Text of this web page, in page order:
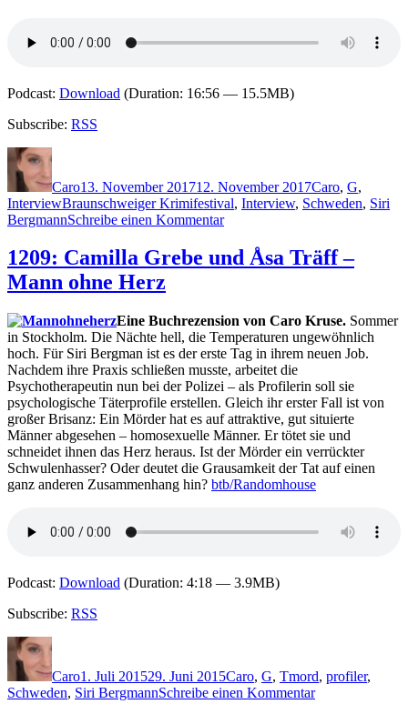
Podcast: Download (Duration: 16:56 — 15.5MB)
Subscribe: RSS
Autor
Caro13. November 201712. November 2017Caro, G,
InterviewSchlagwörter
Braunschweiger Krimifestival, Interview, Schweden, Siri
BergmannSchreibe einen Kommentarzu
Interview
mit
(Braunschweiger
Krimifestival)
1209: Camilla Grebe und Åsa Träff –
Mann ohne Herz
Eine Buchrezension von Caro Kruse. Sommer
in Stockholm. Die Nächte hell, die Temperaturen ungewöhnlich
hoch. Für Siri Bergman ist es der erste Tag in ihrem neuen Job.
Nachdem ihre Praxis schließen musste, arbeitet die
Psychotherapeutin nun bei der Polizei – als Profilerin soll sie
psychologische Täterprofile erstellen. Gleich ihr erster Fall ist von
großer Brisanz: Ein Mörder hat es auf attraktive, gut situierte
Männer abgesehen – homosexuelle Männer. Er tötet sie und
schneidet ihnen das Herz heraus. Ist der Mörder ein verrückter
Schwulenhasser? Oder deutet die Grausamkeit der Tat auf einen
ganz anderen Zusammenhang hin? btb/Randomhouse
Podcast: Download (Duration: 4:18 — 3.9MB)
Subscribe: RSS
Autor
Caro1. Juli 201529. Juni 2015Caro, G, Tmord, profiler,
Schweden, Siri BergmannSchreibe einen Kommentarzu